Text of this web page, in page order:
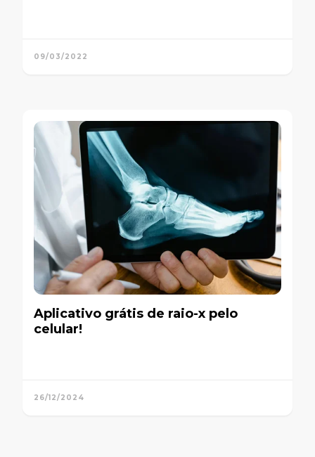
09/03/2022
Aplicativo grátis de raio-x pelo
celular!
26/12/2024